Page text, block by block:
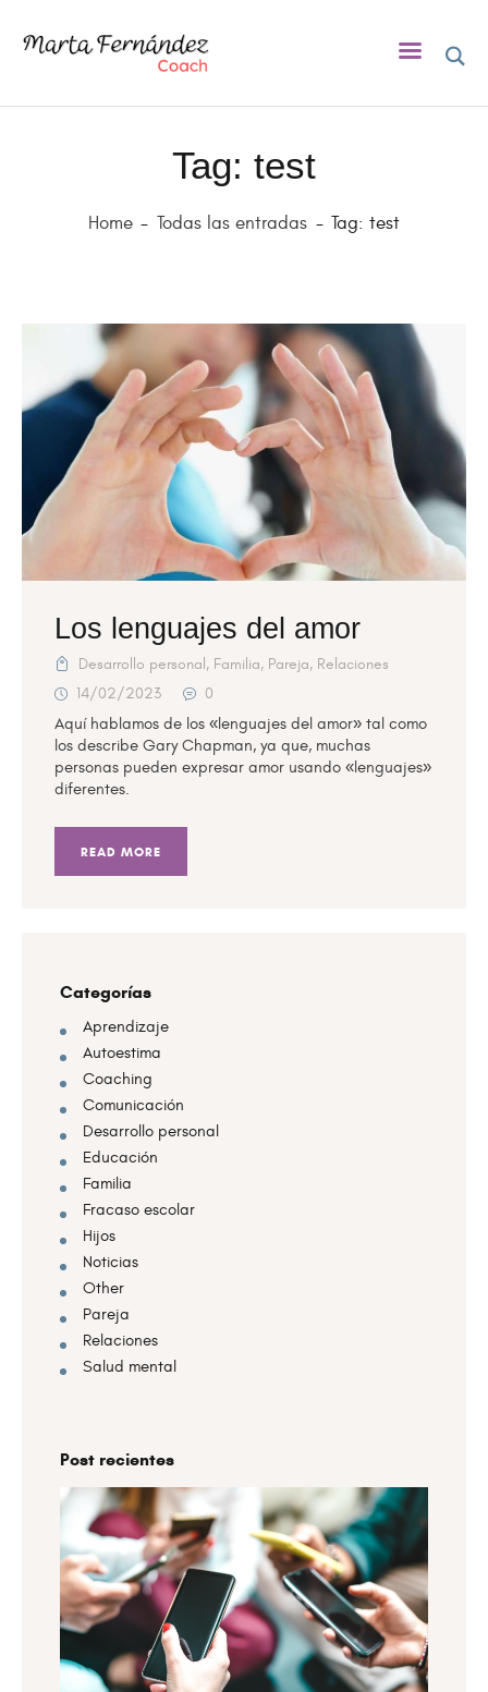
Tag: test
Home Todas las entradas Tag: test
SOBRE MÍ
BLOG
EVENTOS
CONTACTO
Los lenguajes del amor
Desarrollo personal , Familia, Pareja, Relaciones
14/02/2023
0
Aquí hablamos de los «lenguajes del amor» tal como
los describe Gary Chapman, ya que, muchas
personas pueden expresar amor usando «lenguajes»
diferentes.
READ MORE
Categorías
Aprendizaje
Autoestima
Coaching
Comunicación
Desarrollo personal
Educación
Familia
Fracaso escolar
Hijos
Noticias
Other
Pareja
Relaciones
Salud mental
Post recientes